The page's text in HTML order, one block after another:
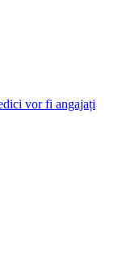
vor fi angajați